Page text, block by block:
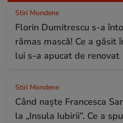
Stiri Mondene
Florin Dumitrescu s-a
rămas mască! Ce a găsit
lui s-a apucat de renovat
Stiri Mondene
Când naște Francesca
la „Insula Iubirii”. Ce a